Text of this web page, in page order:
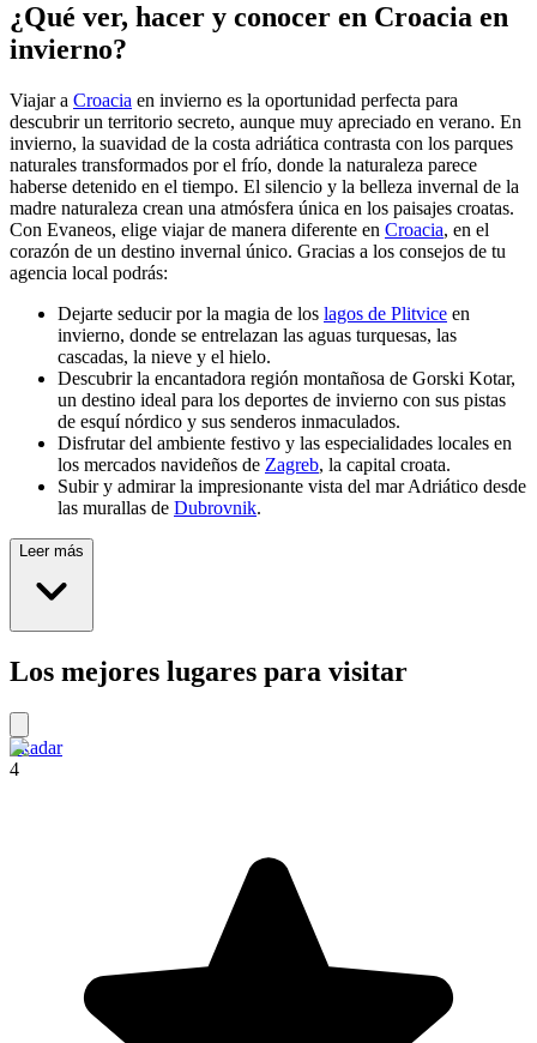
¿Qué ver, hacer y conocer en Croacia en
invierno?
Viajar a Croacia en invierno es la oportunidad perfecta para
descubrir un territorio secreto, aunque muy apreciado en verano. En
invierno, la suavidad de la costa adriática contrasta con los parques
naturales transformados por el frío, donde la naturaleza parece
haberse detenido en el tiempo. El silencio y la belleza invernal de la
madre naturaleza crean una atmósfera única en los paisajes croatas.
Con Evaneos, elige viajar de manera diferente en Croacia, en el
corazón de un destino invernal único. Gracias a los consejos de tu
agencia local podrás:
Dejarte seducir por la magia de los lagos de Plitvice en
invierno, donde se entrelazan las aguas turquesas, las
cascadas, la nieve y el hielo.
Descubrir la encantadora región montañosa de Gorski Kotar,
un destino ideal para los deportes de invierno con sus pistas
de esquí nórdico y sus senderos inmaculados.
Disfrutar del ambiente festivo y las especialidades locales en
los mercados navideños de Zagreb, la capital croata.
Subir y admirar la impresionante vista del mar Adriático desde
las murallas de Dubrovnik.
Leer más
Los mejores lugares para visitar
Skadar
4